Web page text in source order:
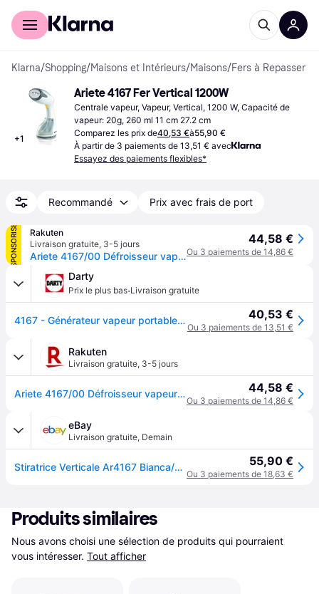
Acheter avec Klarna
Klarna/Shopping/Maisons et Intérieurs/Maisons/Fers à Repasser
+1
Ariete 4167 Fer Vertical 1200W
Centrale vapeur, Vapeur, Vertical, 1200 W, Capacité de
vapeur: 20g, 260 ml 11 cm 27.2 cm
Comparez les prix de40,53 €à55,90 €
À partir de 3 paiements de 13,51 € avec
Essayez des paiements flexibles*
Recommandé Prix avec frais de port
SPONSORISÉ
Rakuten
Livraison gratuite, 3-5 jours
Ariete 4167/00 Défroisseur vapeur portatif 0,26 L 1200 W Blanc
44,58 €
Ou 3 paiements de 14,86 €
Darty
Prix le plus bas·Livraison gratuite
4167 - Générateur vapeur portable - 1200 Watt 40,53 €
Ou 3 paiements de 13,51 €
Rakuten
Livraison gratuite, 3-5 jours
Ariete 4167/00 Défroisseur vapeur portatif 0,26 L 1200 W Blanc 44,58 €
Ou 3 paiements de 14,86 €
eBay
Livraison gratuite, Demain
Stiratrice Verticale Ar4167 Bianca/grigia 55,90 €
Ou 3 paiements de 18,63 €
Produits similaires
Nous avons choisi une sélection de produits qui pourraient
vous intéresser. Tout afficher